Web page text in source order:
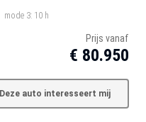
mode 3: 10 h
Prijs vanaf
€ 80.950
Deze auto interesseert mij